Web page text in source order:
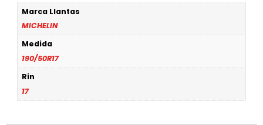
Marca Llantas
MICHELIN
Medida
190/50R17
Rin
17